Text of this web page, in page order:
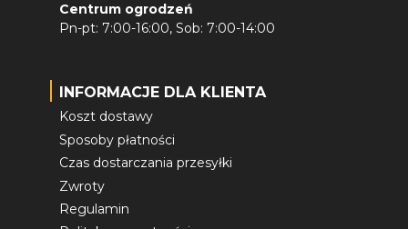
Centrum ogrodzeń
Pn-pt: 7:00-16:00, Sob: 7:00-14:00
INFORMACJE DLA KLIENTA
Koszt dostawy
Sposoby płatności
Czas dostarczania przesyłki
Zwroty
Regulamin